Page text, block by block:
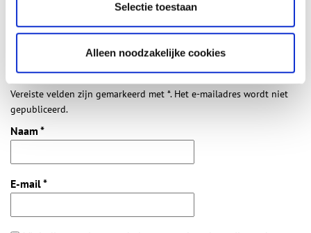
Selectie toestaan
Alleen noodzakelijke cookies
Vul deze informatie aan of geef een reactie.
Vereiste velden zijn gemarkeerd met *. Het e-mailadres wordt niet
gepubliceerd.
Naam *
E-mail*